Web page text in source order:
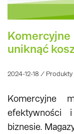
uniknąć
2024-12-18 / Produkty
Komercyjne
efektywności
biznesie.